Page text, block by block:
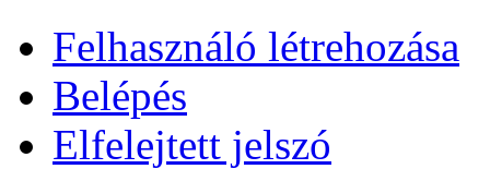
Felhasználó létrehozása
Belépés
Elfelejtett jelszó